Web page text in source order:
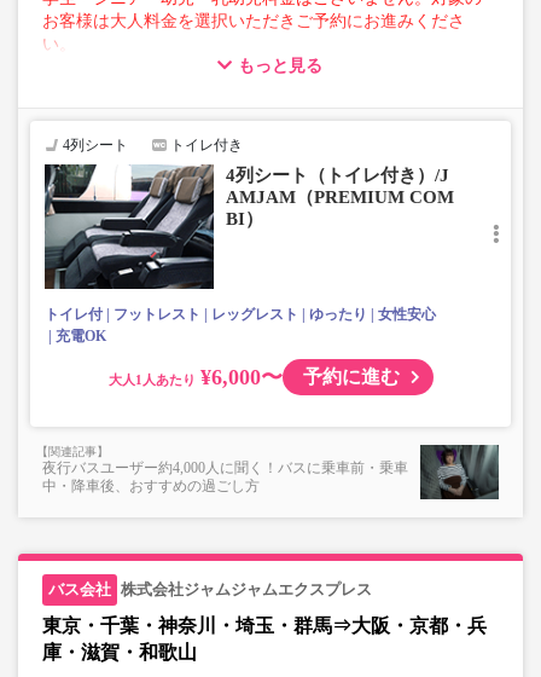
お客様は大人料金を選択いただきご予約にお進みくださ
い。
■トランクにてお預かりできる荷物
・3辺合計160cm以内、かつ10kg以下のものをおひとり様1
■お預かりできない荷物（貴重品以外は車内持ち込みも不
可）
楽器・自転車（折りたたみ含む）・ボード等の大きな荷
物、壊れ物、危険物、貴重品、ペット、
上記「トランクにてお預かりできる荷物」の条件を満たさ
もっと見る
4列シート トイレ付き
4列シート（トイレ付き）/J
AMJAM（PREMIUM COM
BI）
トイレ付 フットレスト レッグレスト ゆったり
女性安心
充電OK
大人 ¥6,000〜 予約に進む
夜行バスユーザー約4,000人に聞く！バスに乗車前・乗車
中・降車後、おすすめの過ごし方
株式会社ジャムジャムエクスプレス
東京・千葉・神奈川・埼玉・群馬⇒大阪・京都・兵
庫・滋賀・和歌山